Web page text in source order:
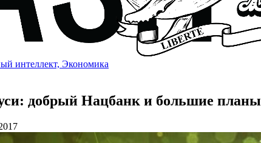
интеллект, Экономика
добрый Нацбанк и большие планы